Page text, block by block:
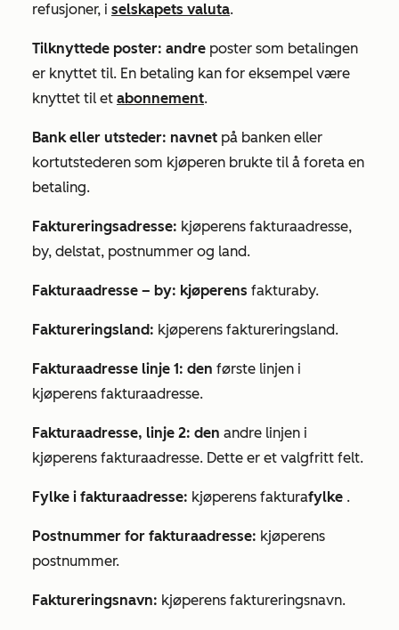
refusjoner, i selskapets valuta.
Tilknyttede poster: andre poster som betalingen
er knyttet til. En betaling kan for eksempel være
knyttet til et abonnement.
Bank eller utsteder: navnet på banken eller
kortutstederen som kjøperen brukte til å foreta en
betaling.
Faktureringsadresse: kjøperens fakturaadresse,
by, delstat, postnummer og land.
Fakturaadresse – by: kjøperens fakturaby.
Faktureringsland: kjøperens faktureringsland.
Fakturaadresse linje 1: den første linjen i
kjøperens fakturaadresse.
Fakturaadresse, linje 2: den andre linjen i
kjøperens fakturaadresse. Dette er et valgfritt felt.
Fylke i fakturaadresse: kjøperens fakturafylke .
Postnummer for fakturaadresse: kjøperens
postnummer.
Faktureringsnavn: kjøperens faktureringsnavn.